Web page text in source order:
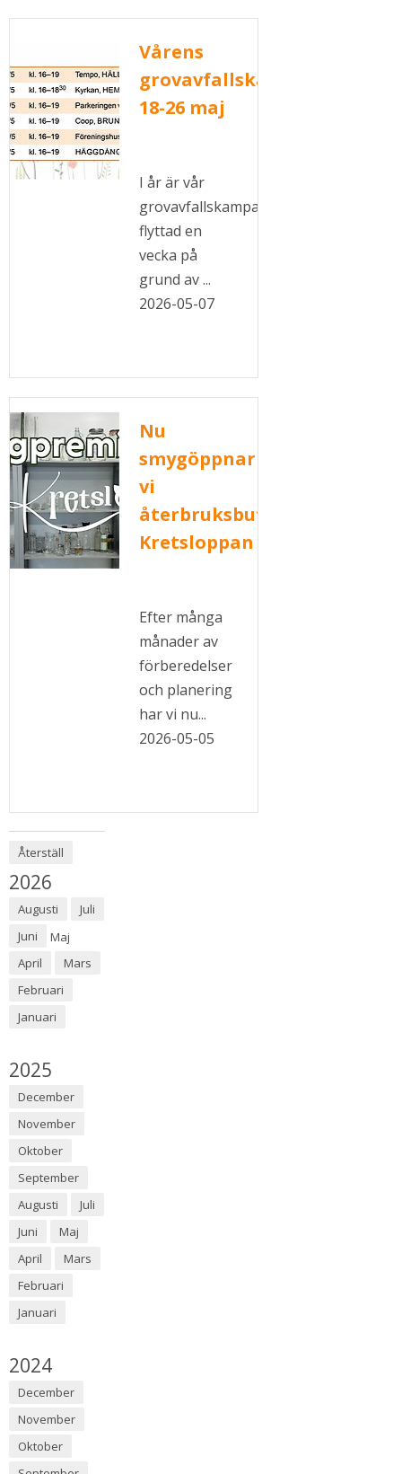
Vårens
grovavfallskampanj
18-26 maj
I år är vår
grovavfallskampanj
flyttad en
vecka på
grund av ...
2026-05-07
Nu
smygöppnar
vi
återbruksbutiken
Kretsloppan
Efter många
månader av
förberedelser
och planering
har vi nu...
2026-05-05
Återställ
År:
2026
Augusti
Juli
Juni
Maj
April
Mars
Februari
Januari
År:
2025
December
November
Oktober
September
Augusti
Juli
Juni
Maj
April
Mars
Februari
Januari
År:
2024
December
November
Oktober